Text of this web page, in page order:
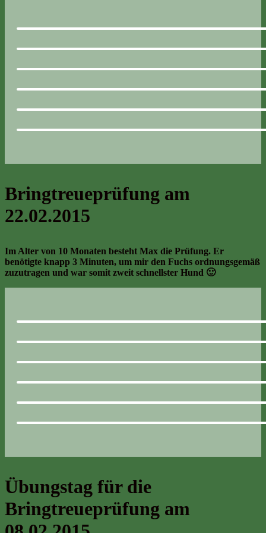
Bringtreueprüfung am
22.02.2015
Im Alter von 10 Monaten besteht Max die Prüfung. Er
benötigte knapp 3 Minuten, um mir den Fuchs ordnungsgemäß
zuzutragen und war somit zweit schnellster Hund 🙂
Übungstag für die
Bringtreueprüfung am